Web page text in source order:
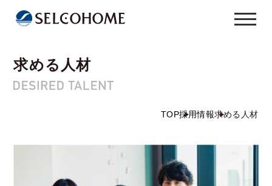
求める人材
TOP採用情報求める人材